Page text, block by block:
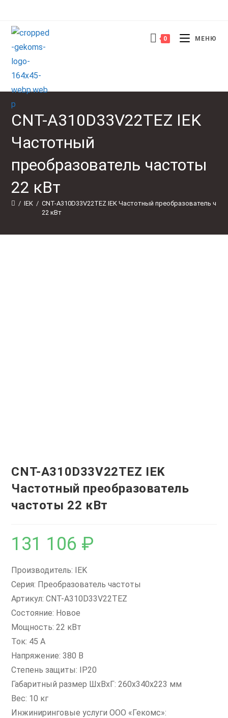
содержимому
0 МЕНЮ
CNT-A310D33V22TEZ IEK
Частотный
преобразователь частоты
22 кВт
/ IEK / CNT-A310D33V22TEZ IEK Частотный преобразователь
22 кВт
CNT-A310D33V22TEZ IEK
Частотный преобразователь
частоты 22 кВт
131 106 ₽
Производитель: IEK
Серия: Преобразователь частоты
Артикул: CNT-A310D33V22TEZ
Состояние: Новое
Мощность: 22 кВт
Ток: 45 А
Напряжение: 380 В
Степень защиты: IP20
Габаритный размер ШхВхГ: 260x340x223 мм
Вес: 10 кг
Инжиниринговые услуги ООО «Гекомс»: